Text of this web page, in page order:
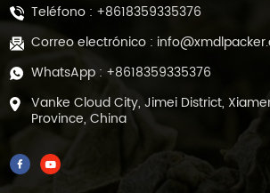
Teléfono : +8618359335376
Correo electrónico :
WhatsApp : +8618359335376
Vanke Cloud City, Jimei District,
Province, China